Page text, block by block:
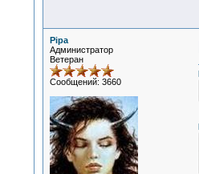
Pipa
Администратор
Ветеран
Сообщений: 3660